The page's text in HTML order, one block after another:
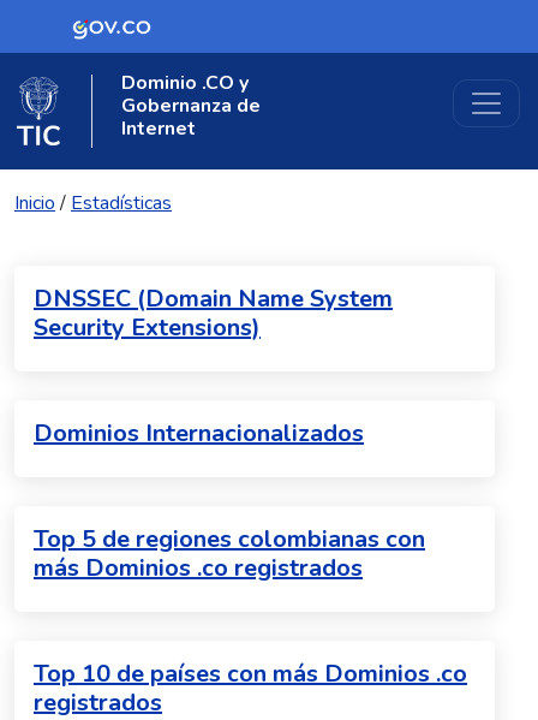
Logo Gobierno de Colombia
Logo del Ministerio TIC
Dominio .CO y
Gobernanza de
Internet
Inicio/ Estadísticas
DNSSEC (Domain Name System
Security Extensions)
Dominios Internacionalizados
Top 5 de regiones colombianas con
más Dominios .co registrados
Top 10 de países con más Dominios .co
registrados